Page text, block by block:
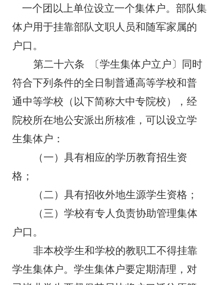
一个团以上单位设立一个集体户。部队集
体户用于挂靠部队文职人员和随军家属的
户口。
第二十六条
〔学生集体户立户〕同时
符合下列条件的全日制普通高等学校和普
通中等学校（以下简称大中专院校），经
院校所在地公安派出所核准，可以设立学
生集体户：
（一）具有相应的学历教育招生资
格；
（二）具有招收外地生源学生资格；
（三）学校有专人负责协助管理集体
户口。
非本校学生和学校的教职工不得挂靠
学生集体户。学生集体户要定期清理，对